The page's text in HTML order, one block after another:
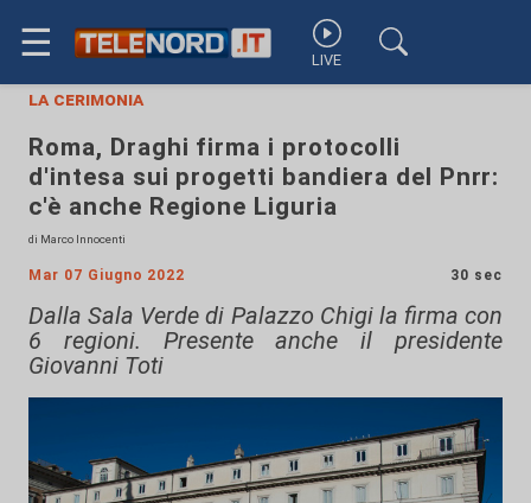
☰ LIVE
la cerimonia
Roma, Draghi firma i protocolli
d'intesa sui progetti bandiera del Pnrr:
c'è anche Regione Liguria
di Marco Innocenti
Mar 07 Giugno 2022 30 sec
Dalla Sala Verde di Palazzo Chigi la firma con
6 regioni. Presente anche il presidente
Giovanni Toti